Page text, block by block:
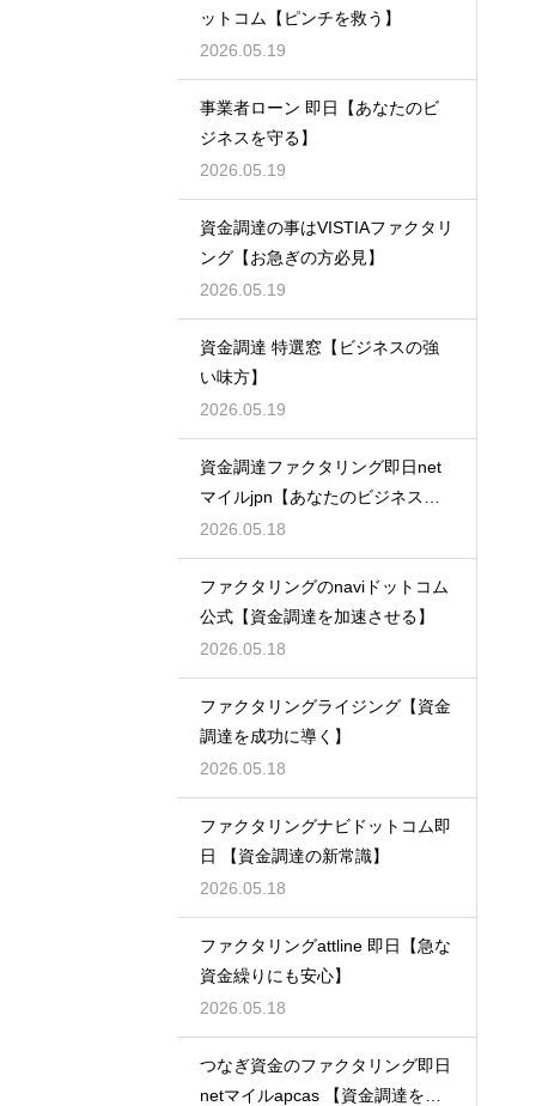
ットコム【ピンチを救う】
2026.05.19
事業者ローン 即日【あなたのビ
ジネスを守る】
2026.05.19
資金調達の事はVISTIAファクタリ
ング【お急ぎの方必見】
2026.05.19
資金調達 特選窓【ビジネスの強
い味方】
2026.05.19
資金調達ファクタリング即日net
マイルjpn【あなたのビジネスを
支える】
2026.05.18
ファクタリングのnaviドットコム
公式【資金調達を加速させる】
2026.05.18
ファクタリングライジング【資金
調達を成功に導く】
2026.05.18
ファクタリングナビドットコム即
日 【資金調達の新常識】
2026.05.18
ファクタリングattline 即日【急な
資金繰りにも安心】
2026.05.18
つなぎ資金のファクタリング即日
netマイルapcas 【資金調達を加